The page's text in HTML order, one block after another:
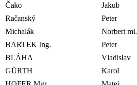
Čako
Jakub
Račanský
Peter
Michalák
Norbert ml.
BARTEK Ing.
Peter
BLÁHA
Vladislav
GÜRTH
Karol